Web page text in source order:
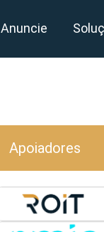
Anuncie
Apoiadores